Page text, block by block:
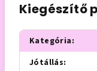
Kiegészítő
Kategória:
Jótállás: